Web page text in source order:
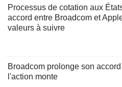
Processus de cotation aux
accord entre Broadcom et
valeurs à suivre
Broadcom prolonge son
l'action monte